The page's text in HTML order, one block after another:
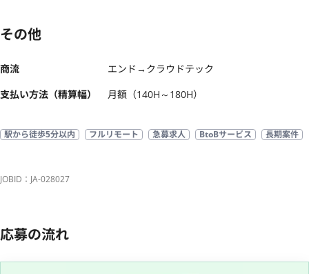
その他
商流
エンド→クラウドテック
支払い方法（精算幅）
月額（140H～180H）
駅から徒歩5分以内 フルリモート 急募求人 BtoBサービス 長期案件
JOBID：JA-028027
応募の流れ